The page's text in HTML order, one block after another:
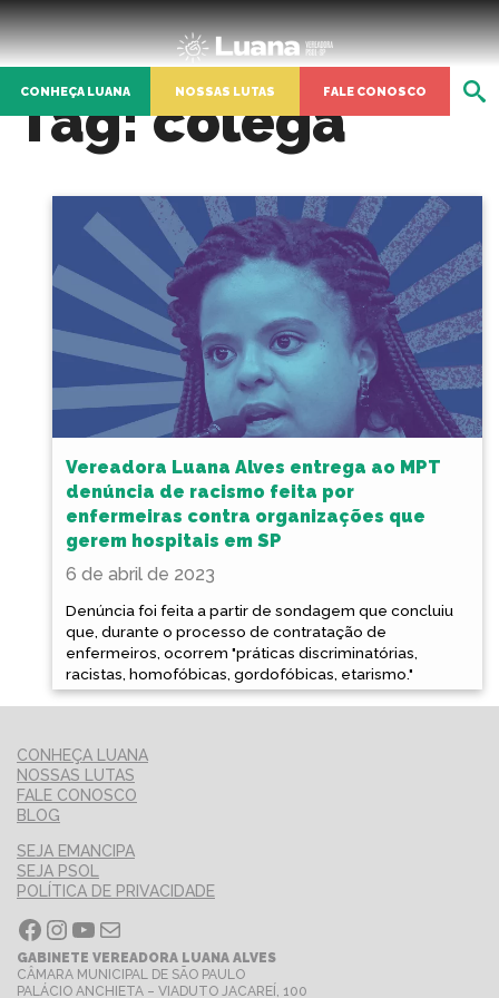
CONHEÇA LUANA NOSSAS LUTAS FALE CONOSCO
Tag:colega
Vereadora Luana Alves entrega ao MPT
denúncia de racismo feita por
enfermeiras contra organizações que
gerem hospitais em SP
6 de abril de 2023
Denúncia foi feita a partir de sondagem que concluiu
que, durante o processo de contratação de
enfermeiros, ocorrem "práticas discriminatórias,
racistas, homofóbicas, gordofóbicas, etarismo."
CONHEÇA LUANA
NOSSAS LUTAS
FALE CONOSCO
BLOG
SEJA EMANCIPA
SEJA PSOL
POLÍTICA DE PRIVACIDADE
Facebook InstagramYoutube E-mail
GABINETE VEREADORA LUANA ALVES
CÂMARA MUNICIPAL DE SÃO PAULO
PALÁCIO ANCHIETA – VIADUTO JACAREÍ, 100